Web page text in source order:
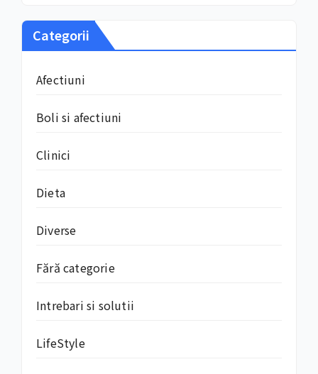
Categorii
Afectiuni
Boli si afectiuni
Clinici
Dieta
Diverse
Fără categorie
Intrebari si solutii
LifeStyle